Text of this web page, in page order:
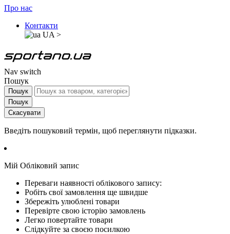
Про нас
Контакти
UA >
Nav switch
Пошук
Пошук
Пошук
Скасувати
Введіть пошуковий термін, щоб переглянути підказки.
Мій Обліковий запис
Переваги наявності облікового запису:
Робіть свої замовлення ще швидше
Збережіть улюблені товари
Перевірте свою історію замовлень
Легко повертайте товари
Слідкуйте за своєю посилкою